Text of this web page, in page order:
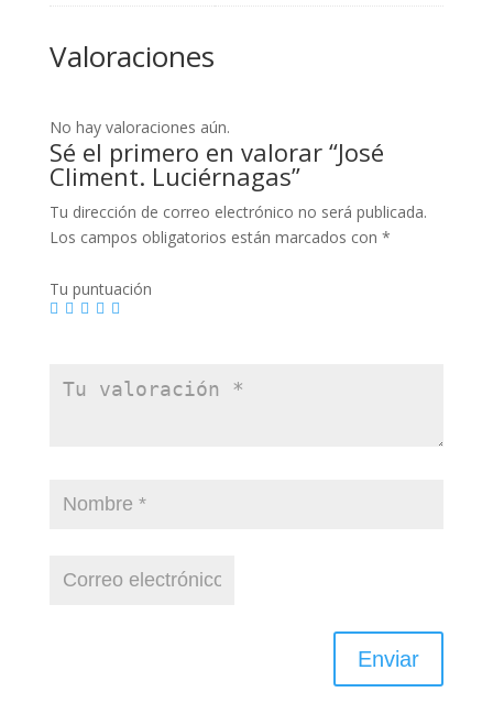
Valoraciones
No hay valoraciones aún.
Sé el primero en valorar “José
Climent. Luciérnagas”
Tu dirección de correo electrónico no será publicada.
Los campos obligatorios están marcados con *
Tu puntuación